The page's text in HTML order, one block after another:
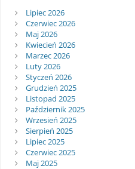
Lipiec 2026
Czerwiec 2026
Maj 2026
Kwiecień 2026
Marzec 2026
Luty 2026
Styczeń 2026
Grudzień 2025
Listopad 2025
Październik 2025
Wrzesień 2025
Sierpień 2025
Lipiec 2025
Czerwiec 2025
Maj 2025